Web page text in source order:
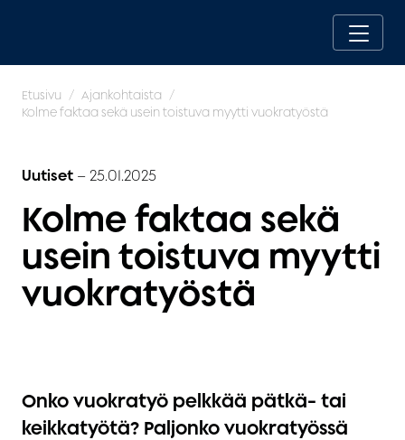
Etusivu
Ajankohtaista
Kolme faktaa sekä usein toistuva myytti vuokratyöstä
Uutiset – 25.01.2025
Kolme faktaa sekä
usein toistuva myytti
vuokratyöstä
Onko vuokratyö pelkkää pätkä- tai
keikkatyötä? Paljonko vuokratyössä